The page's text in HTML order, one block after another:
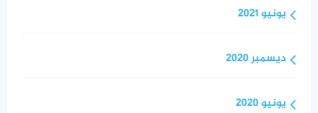
يونيو 2021
ديسمبر 2020
يونيو 2020